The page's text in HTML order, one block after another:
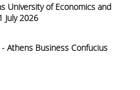
University of Economics and
July 2026
Athens Business Confucius